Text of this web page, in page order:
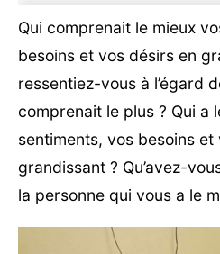
Qui comprenait le mieux
besoins et vos désirs en
ressentiez-vous à l’égard
comprenait le plus ? Qui a
sentiments, vos besoins et
grandissant ? Qu’avez-
la personne qui vous a le